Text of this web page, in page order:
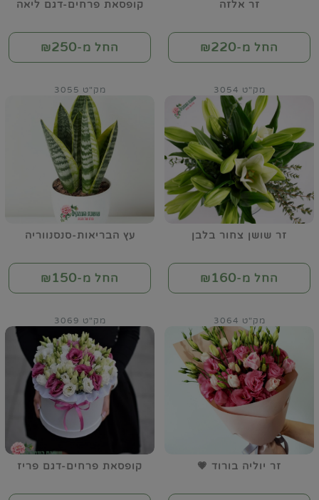
זר אלזה
החל מ-₪220
קופסאת פרחים-דגם ליאה
החל מ-₪250
זר שושן צחור בלבן
מק"ט 3054
החל מ-₪160
עץ הבריאות-סנסנווריה
מק"ט 3055
החל מ-₪150
זר יוליה בורוד 💗
מק"ט 3064
קופסאת פרחים-דגם פריז
מק"ט 3069